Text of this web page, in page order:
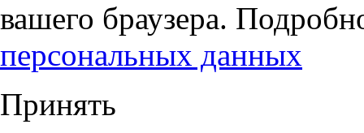
вашего браузера.
персональных данных
Принять